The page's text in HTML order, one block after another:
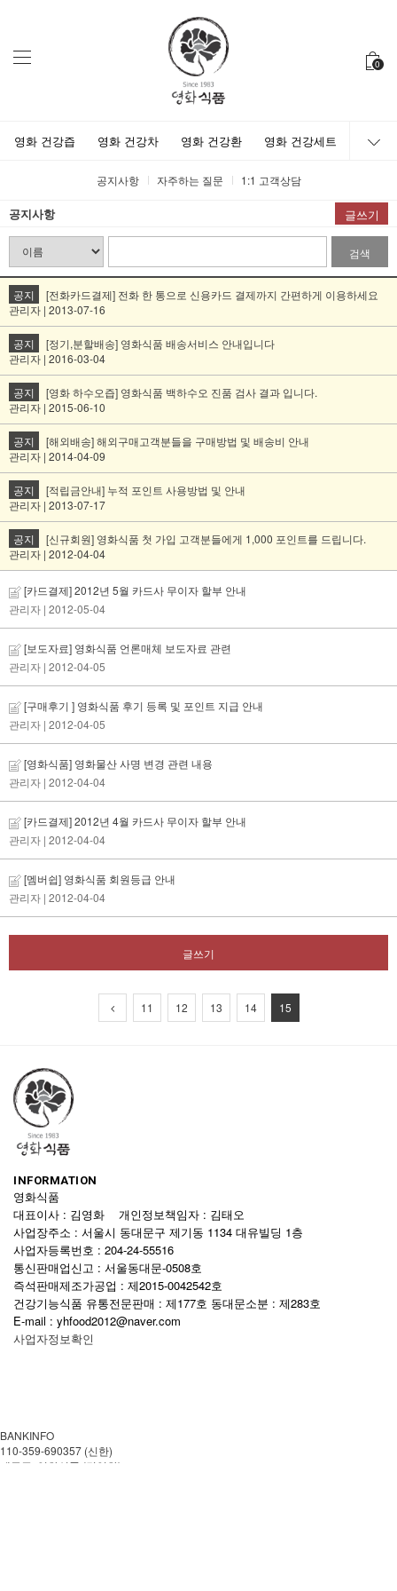
0
영화 건강즙 영화 건강차 영화 건강환 영화 건강세트
공지사항 자주하는 질문 1:1 고객상담
공지사항 글쓰기
검색
공지
[전화카드결제] 전화 한 통으로 신용카드 결제까지 간편하게 이용하세요
관리자 | 2013-07-16
공지
[정기,분할배송] 영화식품 배송서비스 안내입니다
관리자 | 2016-03-04
공지
[영화 하수오즙] 영화식품 백하수오 진품 검사 결과 입니다.
관리자 | 2015-06-10
공지
[해외배송] 해외구매고객분들을 구매방법 및 배송비 안내
관리자 | 2014-04-09
공지
[적립금안내] 누적 포인트 사용방법 및 안내
관리자 | 2013-07-17
공지
[신규회원] 영화식품 첫 가입 고객분들에게 1,000 포인트를 드립니다.
관리자 | 2012-04-04
[카드결제] 2012년 5월 카드사 무이자 할부 안내
관리자 | 2012-05-04
[보도자료] 영화식품 언론매체 보도자료 관련
관리자 | 2012-04-05
[구매후기 ] 영화식품 후기 등록 및 포인트 지급 안내
관리자 | 2012-04-05
[영화식품] 영화물산 사명 변경 관련 내용
관리자 | 2012-04-04
[카드결제] 2012년 4월 카드사 무이자 할부 안내
관리자 | 2012-04-04
[멤버쉽] 영화식품 회원등급 안내
관리자 | 2012-04-04
글쓰기
11 12 13 14 15
INFORMATION
영화식품
대표이사 : 김영화 개인정보책임자 : 김태오
사업장주소 : 서울시 동대문구 제기동 1134 대유빌딩 1층
사업자등록번호 : 204-24-55516
통신판매업신고 : 서울동대문-0508호
즉석판매제조가공업 : 제2015-0042542호
건강기능식품 유통전문판매 : 제177호 동대문소분 : 제283호
E-mail : yhfood2012@naver.com
사업자정보확인
BANKINFO
110-359-690357 (신한)
예금주: 영화식품 (김영화)